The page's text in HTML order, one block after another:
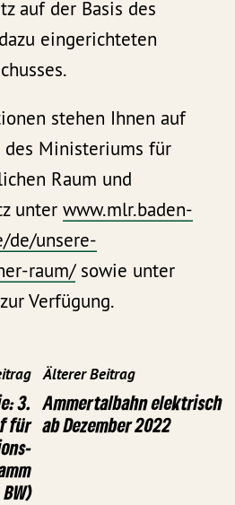
auf der Basis des
eingerichteten
stehen Ihnen auf
Ministeriums für
Raum und
unterwww.mlr.baden-
de/unsere-
raum/sowie unter
zur Verfügung.
3.
für
Älterer Beitrag
Ammertalbahn elektrisch
ab Dezember 2022